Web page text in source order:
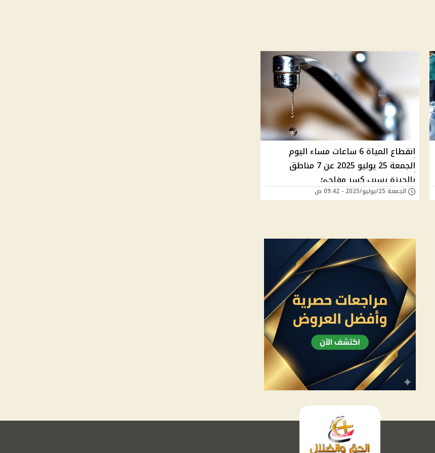
انقطاع المياة 6 ساعات مساء اليوم
الجمعة 25 يوليو 2025 عن 7 مناطق
بالجيزة بسبب كسر مفاجئ
الجمعة 25/يوليو/2025 - 09:42 ص